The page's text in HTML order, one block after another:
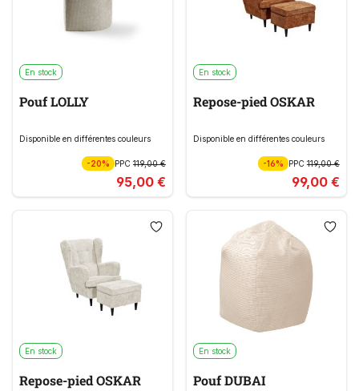
En stock
Pouf LOLLY
Disponible en différentes couleurs
-20% PPC 119,00 €
95,00 €
En stock
Repose-pied OSKAR
Disponible en différentes couleurs
-16% PPC119,00 €
99,00 €
En stock
Repose-pied OSKAR
En stock
Pouf DUBAI